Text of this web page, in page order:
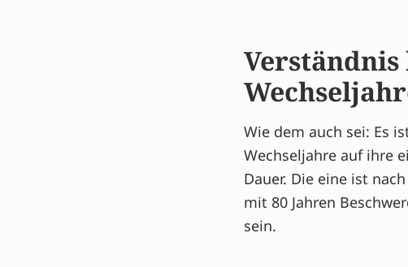
Wie dem auch sei: Es
Wechseljahre auf ihre
Dauer. Die eine ist
mit 80 Jahren
sein.